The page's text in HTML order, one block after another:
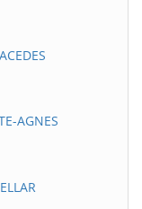
AGNES